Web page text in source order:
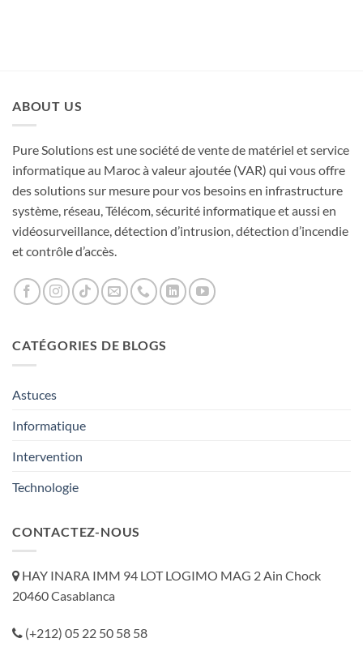
ABOUT US
Pure Solutions est une société de vente de matériel et service
informatique au Maroc à valeur ajoutée (VAR) qui vous offre
des solutions sur mesure pour vos besoins en infrastructure
système, réseau, Télécom, sécurité informatique et aussi en
vidéosurveillance, détection d’intrusion, détection d’incendie
et contrôle d’accès.
CATÉGORIES DE BLOGS
Astuces
Informatique
Intervention
Technologie
CONTACTEZ-NOUS
HAY INARA IMM 94 LOT LOGIMO MAG 2 Ain Chock
20460 Casablanca
(+212) 05 22 50 58 58